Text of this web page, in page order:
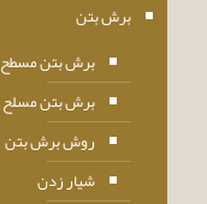
برش بتن
برش بتن مسطح
برش بتن مسلح
روش برش بتن
شیار زدن